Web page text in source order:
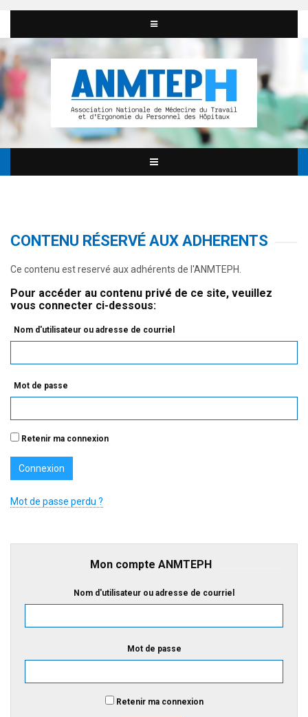
CONTENU RÉSERVÉ AUX ADHERENTS
Ce contenu est reservé aux adhérents de l'ANMTEPH.
Pour accéder au contenu privé de ce site, veuillez
vous connecter ci-dessous:
Nom d'utilisateur ou adresse de courriel
Mot de passe
Retenir ma connexion
Mot de passe perdu ?
Mon compte ANMTEPH
Nom d'utilisateur ou adresse de courriel
Mot de passe
Retenir ma connexion